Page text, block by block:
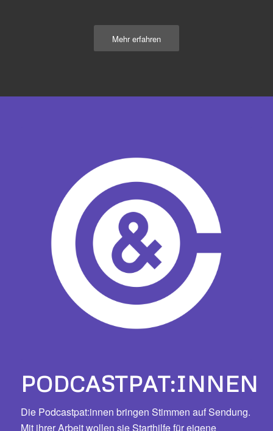
Mehr erfahren
PODCASTPAT:INNEN
Die Podcastpat:innen bringen Stimmen auf Sendung.
Mit ihrer Arbeit wollen sie Starthilfe für eigene